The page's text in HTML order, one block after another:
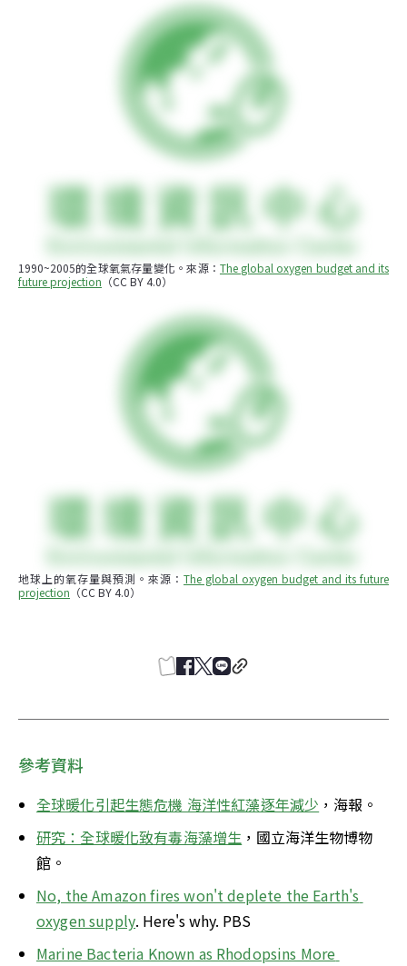
1990~2005的全球氧氣存量變化。來源： The global oxygen budget and its
future projection （CC BY 4.0）
地球上的氧存量與預測。來源： The global oxygen budget and its future
projection （CC BY 4.0）
參考資料
全球暖化引起生態危機 海洋性紅藻逐年減少 ，海報。
研究：全球暖化致有毒海藻增生 ，國立海洋生物博物
館。
No, the Amazon fires won't deplete the Earth's
oxygen supply. Here's why. PBS
Marine Bacteria Known as Rhodopsins More